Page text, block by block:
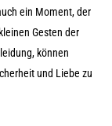
ein Moment, der
Gesten der
können
und Liebe zu